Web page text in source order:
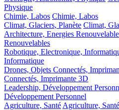
Physique
Chimie, Labos Chimie, Labos
Climat, Glaciers, Planète Climat,
Architecture, Energies
Renouvelables
Robotique, Electronique,
Informatique
Drones, Objets Connectés,
Connectés, Imprimante 3D
Leadership, Développement
Développement Personnel
Agriculture, Santé Agriculture, Santé